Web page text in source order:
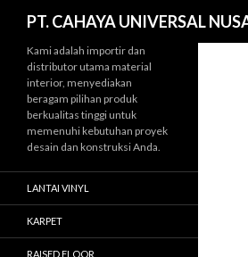
PT. CAHAYA UNIVERSAL
Kami adalah importir dan
distributor utama material
interior, menyediakan
beragam pilihan produk
berkualitas tinggi untuk
memenuhi kebutuhan proyek
desain dan konstruksi Anda.
LANTAI VINYL
KARPET
RAISED FLOOR